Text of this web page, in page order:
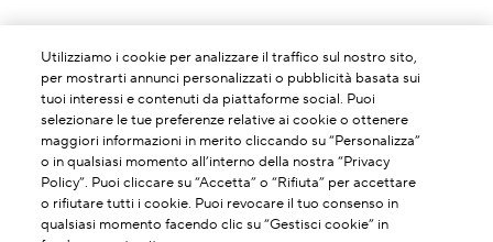
INFORMAZIONI SU DI NOI
Utilizziamo i cookie per analizzare il traffico sul nostro sito,
per mostrarti annunci personalizzati o pubblicità basata sui
tuoi interessi e contenuti da piattaforme social. Puoi
selezionare le tue preferenze relative ai cookie o ottenere
maggiori informazioni in merito cliccando su “Personalizza”
o in qualsiasi momento all’interno della nostra “Privacy
Policy”. Puoi cliccare su “Accetta” o “Rifiuta” per accettare
o rifiutare tutti i cookie. Puoi revocare il tuo consenso in
qualsiasi momento facendo clic su “Gestisci cookie” in